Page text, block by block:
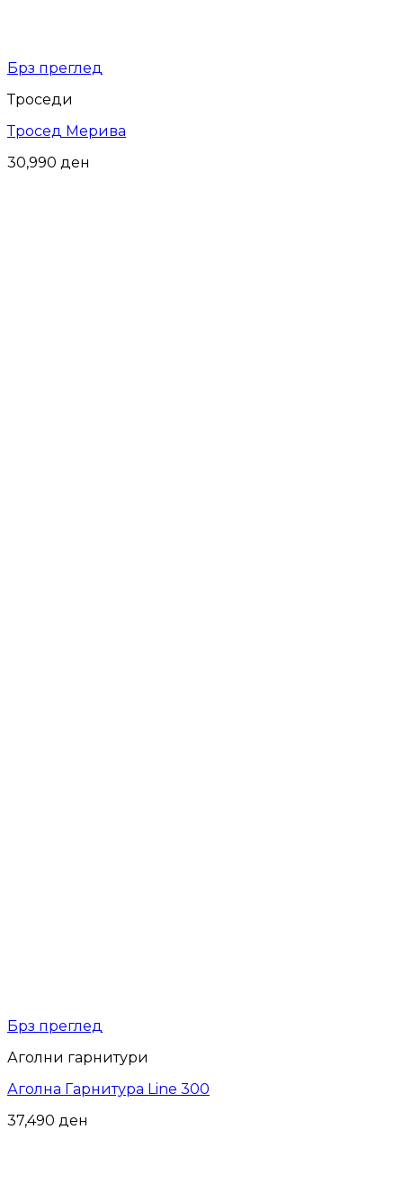
Брз преглед
Троседи
Тросед Мерива
30,990 ден
Брз преглед
Аголни гарнитури
Аголна Гарнитура Line 300
37,490 ден